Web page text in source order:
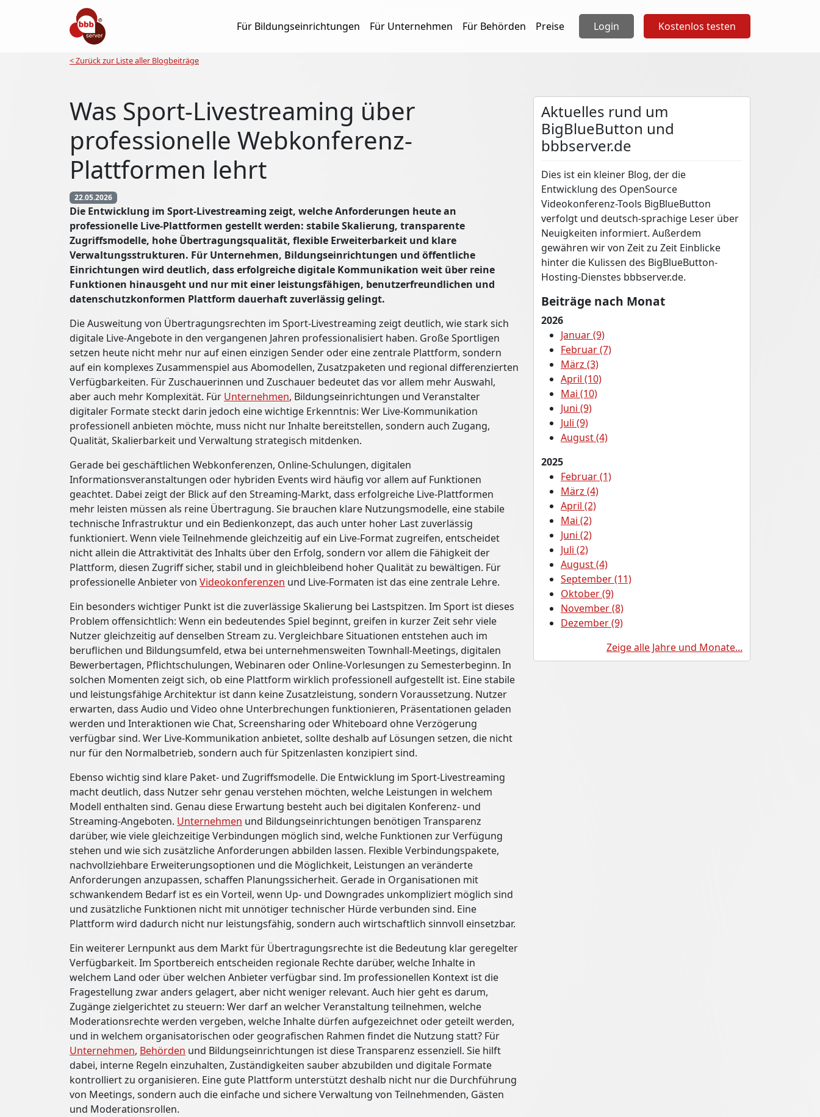
Für Bildungseinrichtungen Für Unternehmen Für Behörden Preise Login Kostenlos testen
< Zurück zur Liste aller Blogbeiträge
Was Sport-Livestreaming über
professionelle Webkonferenz-
Plattformen lehrt
22.05.2026
Die Entwicklung im Sport-Livestreaming zeigt, welche Anforderungen heute an
professionelle Live-Plattformen gestellt werden: stabile Skalierung, transparente
Zugriffsmodelle, hohe Übertragungsqualität, flexible Erweiterbarkeit und klare
Verwaltungsstrukturen. Für Unternehmen, Bildungseinrichtungen und öffentliche
Einrichtungen wird deutlich, dass erfolgreiche digitale Kommunikation weit über reine
Funktionen hinausgeht und nur mit einer leistungsfähigen, benutzerfreundlichen und
datenschutzkonformen Plattform dauerhaft zuverlässig gelingt.
Die Ausweitung von Übertragungsrechten im Sport-Livestreaming zeigt deutlich, wie stark sich
digitale Live-Angebote in den vergangenen Jahren professionalisiert haben. Große Sportligen
setzen heute nicht mehr nur auf einen einzigen Sender oder eine zentrale Plattform, sondern
auf ein komplexes Zusammenspiel aus Abomodellen, Zusatzpaketen und regional differenzierten
Verfügbarkeiten. Für Zuschauerinnen und Zuschauer bedeutet das vor allem mehr Auswahl,
aber auch mehr Komplexität. Für Unternehmen, Bildungseinrichtungen und Veranstalter
digitaler Formate steckt darin jedoch eine wichtige Erkenntnis: Wer Live-Kommunikation
professionell anbieten möchte, muss nicht nur Inhalte bereitstellen, sondern auch Zugang,
Qualität, Skalierbarkeit und Verwaltung strategisch mitdenken.
Gerade bei geschäftlichen Webkonferenzen, Online-Schulungen, digitalen
Informationsveranstaltungen oder hybriden Events wird häufig vor allem auf Funktionen
geachtet. Dabei zeigt der Blick auf den Streaming-Markt, dass erfolgreiche Live-Plattformen
mehr leisten müssen als reine Übertragung. Sie brauchen klare Nutzungsmodelle, eine stabile
technische Infrastruktur und ein Bedienkonzept, das auch unter hoher Last zuverlässig
funktioniert. Wenn viele Teilnehmende gleichzeitig auf ein Live-Format zugreifen, entscheidet
nicht allein die Attraktivität des Inhalts über den Erfolg, sondern vor allem die Fähigkeit der
Plattform, diesen Zugriff sicher, stabil und in gleichbleibend hoher Qualität zu bewältigen. Für
professionelle Anbieter von Videokonferenzen und Live-Formaten ist das eine zentrale Lehre.
Ein besonders wichtiger Punkt ist die zuverlässige Skalierung bei Lastspitzen. Im Sport ist dieses
Problem offensichtlich: Wenn ein bedeutendes Spiel beginnt, greifen in kurzer Zeit sehr viele
Nutzer gleichzeitig auf denselben Stream zu. Vergleichbare Situationen entstehen auch im
beruflichen und Bildungsumfeld, etwa bei unternehmensweiten Townhall-Meetings, digitalen
Bewerbertagen, Pflichtschulungen, Webinaren oder Online-Vorlesungen zu Semesterbeginn. In
solchen Momenten zeigt sich, ob eine Plattform wirklich professionell aufgestellt ist. Eine stabile
und leistungsfähige Architektur ist dann keine Zusatzleistung, sondern Voraussetzung. Nutzer
erwarten, dass Audio und Video ohne Unterbrechungen funktionieren, Präsentationen geladen
werden und Interaktionen wie Chat, Screensharing oder Whiteboard ohne Verzögerung
verfügbar sind. Wer Live-Kommunikation anbietet, sollte deshalb auf Lösungen setzen, die nicht
nur für den Normalbetrieb, sondern auch für Spitzenlasten konzipiert sind.
Ebenso wichtig sind klare Paket- und Zugriffsmodelle. Die Entwicklung im Sport-Livestreaming
macht deutlich, dass Nutzer sehr genau verstehen möchten, welche Leistungen in welchem
Modell enthalten sind. Genau diese Erwartung besteht auch bei digitalen Konferenz- und
Streaming-Angeboten. Unternehmen und Bildungseinrichtungen benötigen Transparenz
darüber, wie viele gleichzeitige Verbindungen möglich sind, welche Funktionen zur Verfügung
stehen und wie sich zusätzliche Anforderungen abbilden lassen. Flexible Verbindungspakete,
nachvollziehbare Erweiterungsoptionen und die Möglichkeit, Leistungen an veränderte
Anforderungen anzupassen, schaffen Planungssicherheit. Gerade in Organisationen mit
schwankendem Bedarf ist es ein Vorteil, wenn Up- und Downgrades unkompliziert möglich sind
und zusätzliche Funktionen nicht mit unnötiger technischer Hürde verbunden sind. Eine
Plattform wird dadurch nicht nur leistungsfähig, sondern auch wirtschaftlich sinnvoll einsetzbar.
Ein weiterer Lernpunkt aus dem Markt für Übertragungsrechte ist die Bedeutung klar geregelter
Verfügbarkeit. Im Sportbereich entscheiden regionale Rechte darüber, welche Inhalte in
welchem Land oder über welchen Anbieter verfügbar sind. Im professionellen Kontext ist die
Fragestellung zwar anders gelagert, aber nicht weniger relevant. Auch hier geht es darum,
Zugänge zielgerichtet zu steuern: Wer darf an welcher Veranstaltung teilnehmen, welche
Moderationsrechte werden vergeben, welche Inhalte dürfen aufgezeichnet oder geteilt werden,
und in welchem organisatorischen oder geografischen Rahmen findet die Nutzung statt? Für
Unternehmen, Behörden und Bildungseinrichtungen ist diese Transparenz essenziell. Sie hilft
dabei, interne Regeln einzuhalten, Zuständigkeiten sauber abzubilden und digitale Formate
kontrolliert zu organisieren. Eine gute Plattform unterstützt deshalb nicht nur die Durchführung
von Meetings, sondern auch die einfache und sichere Verwaltung von Teilnehmenden, Gästen
und Moderationsrollen.
Aktuelles rund um
BigBlueButton und
bbbserver.de
Dies ist ein kleiner Blog, der die
Entwicklung des OpenSource
Videokonferenz-Tools BigBlueButton
verfolgt und deutsch-sprachige Leser über
Neuigkeiten informiert. Außerdem
gewähren wir von Zeit zu Zeit Einblicke
hinter die Kulissen des BigBlueButton-
Hosting-Dienstes bbbserver.de.
Beiträge nach Monat
2026
Januar (9)
Februar (7)
März (3)
April (10)
Mai (10)
Juni (9)
Juli (9)
August (4)
2025
Februar (1)
März (4)
April (2)
Mai (2)
Juni (2)
Juli (2)
August (4)
September (11)
Oktober (9)
November (8)
Dezember (9)
Zeige alle Jahre und Monate...